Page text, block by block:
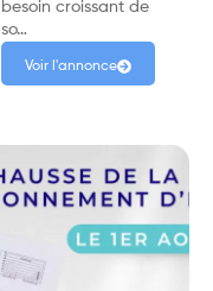
besoin croissant de
so…
Voir l'annonce